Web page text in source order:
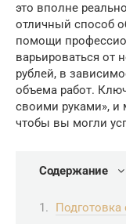
это вполне
отличный способ
помощи
варьироваться от
рублей, в
объема работ.
своими руками», и
чтобы вы могли
Содержание
Подготовка